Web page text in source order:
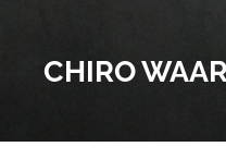
CHIRO